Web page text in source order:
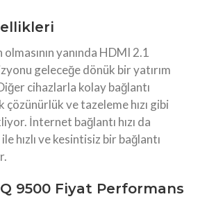
olmasının yanında HDMI 2.1
geleceğe dönük bir yatırım
cihazlarla kolay bağlantı
çözünürlük ve tazeleme hızı gibi
İnternet bağlantı hızı da
hızlı ve kesintisiz bir bağlantı
9500 Fiyat Performans